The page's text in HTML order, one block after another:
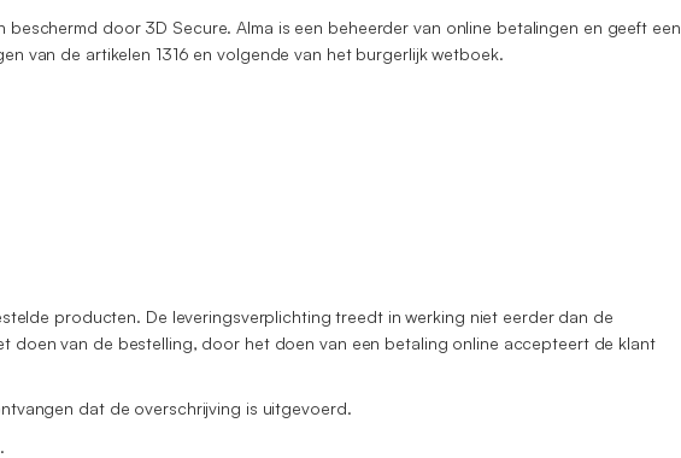
door 3D Secure. Alma is een beheerder van online betalingen en geeft een
van de artikelen 1316 en volgende van het burgerlijk wetboek.
producten. De leveringsverplichting treedt in werking niet eerder dan de
van de bestelling, door het doen van een betaling online accepteert de klant
dat de overschrijving is uitgevoerd.